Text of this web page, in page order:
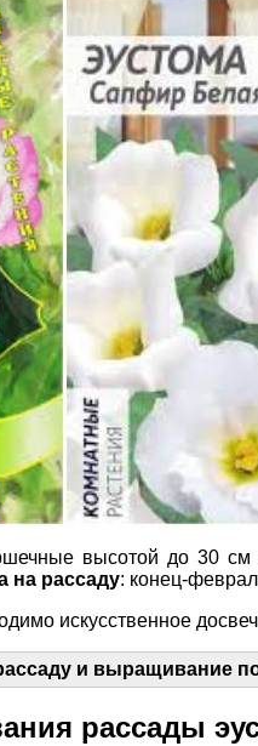
высотой до 30 см
на рассаду: конец-
искусственное
и выращивание
рассады